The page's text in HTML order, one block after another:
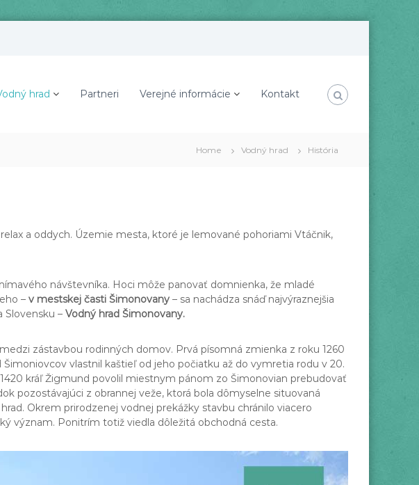
hrad Partneri Verejné informácie Kontakt
Home Vodný hrad História
a oddych. Územie mesta, ktoré je lemované pohoriami Vtáčnik,
návštevníka. Hoci môže panovať domnienka, že mladé
– v mestskej časti Šimonovany – sa nachádza snáď najvýraznejšia
Slovensku – Vodný hrad Šimonovany.
zástavbou rodinných domov. Prvá písomná zmienka z roku 1260
vlastnil kaštieľ od jeho počiatku až do vymretia rodu v 20.
kráľ Žigmund povolil miestnym pánom zo Šimonovian prebudovať
pozostávajúci z obrannej veže, ktorá bola dômyselne situovaná
Okrem prirodzenej vodnej prekážky stavbu chránilo viacero
význam. Ponitrím totiž viedla dôležitá obchodná cesta.